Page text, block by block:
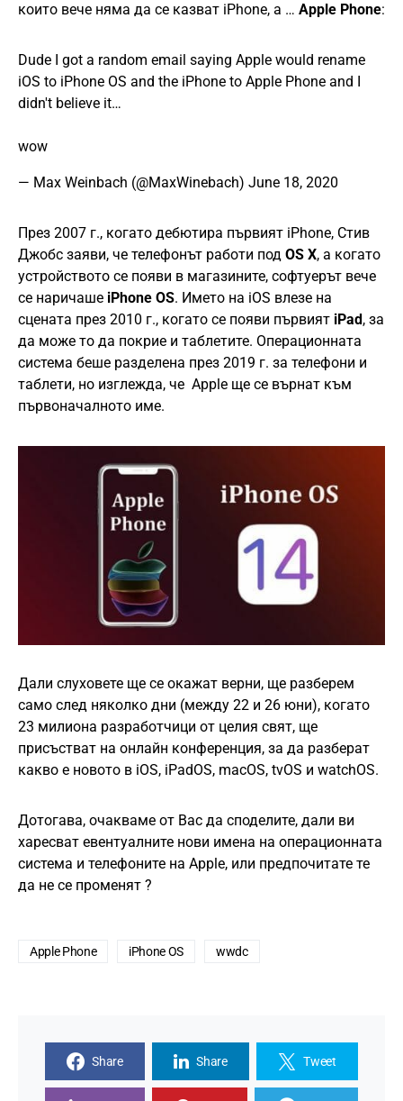
които вече няма да се казват iPhone, а … Apple Phone:
Dude I got a random email saying Apple would rename
iOS to iPhone OS and the iPhone to Apple Phone and I
didn't believe it…
wow
— Max Weinbach (@MaxWinebach) June 18, 2020
През 2007 г., когато дебютира първият iPhone, Стив
Джобс заяви, че телефонът работи под OS X, а когато
устройството се появи в магазините, софтуерът вече
се наричаше iPhone OS. Името на iOS влезе на
сцената през 2010 г., когато се появи първият iPad , за
да може то да покрие и таблетите. Операционната
система беше разделена през 2019 г. за телефони и
таблети, но изглежда, че Apple ще се върнат към
първоначалното име.
Дали слуховете ще се окажат верни, ще разберем
само след няколко дни (между 22 и 26 юни), когато
23 милиона разработчици от целия свят, ще
присъстват на онлайн конференция, за да разберат
какво е новото в iOS, iPadOS, macOS, tvOS и watchOS.
Дотогава, очакваме от Вас да споделите, дали ви
харесват евентуалните нови имена на операционната
система и телефоните на Apple, или предпочитате те
да не се променят ?
Apple Phone iPhone OS wwdc
Share Share Tweet